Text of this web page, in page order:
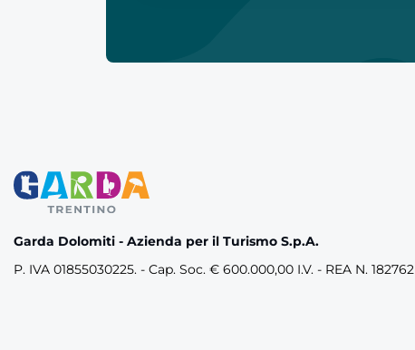
Garda Dolomiti - Azienda per il Turismo S.p.A.
P. IVA 01855030225. - Cap. Soc. € 600.000,00 I.V. - REA N. 182762